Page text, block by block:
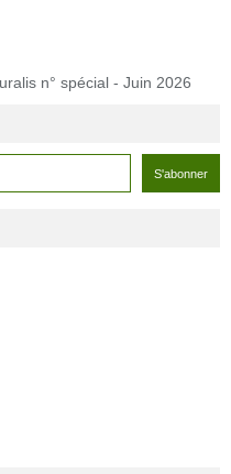
n° spécial - Juin 2026